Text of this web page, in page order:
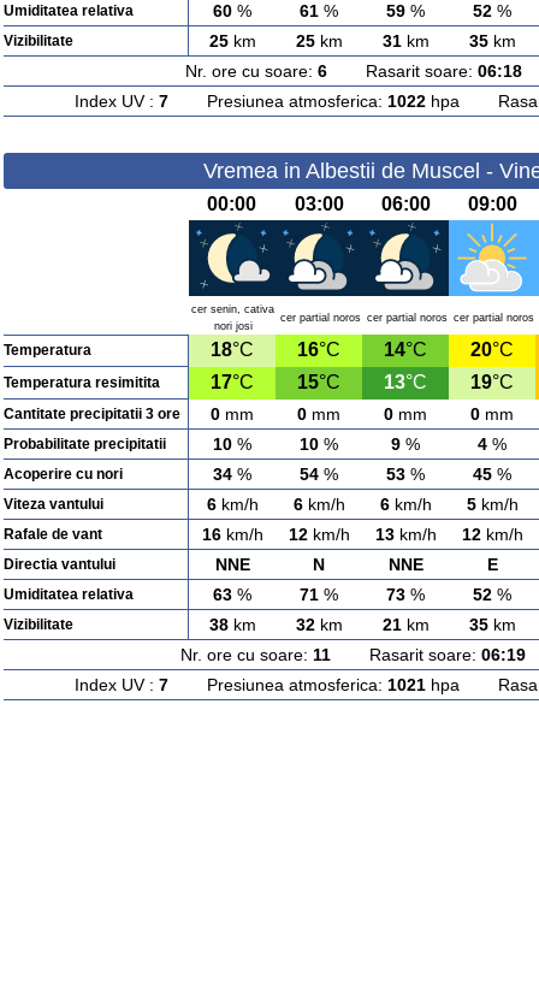
Umiditatea relativa 60 % 61 % 59 % 52 %
Vizibilitate 25km 25km 31km 35km
Nr. ore cu soare: 6Rasarit soare: 06:18
Index UV : 7Presiunea atmosferica: 1022hpa
Vremea in Albestii de Muscel -
00:00 03:00 06:00 09:00
cer senin, cativa
nori josi
cer partial noros cer partial noros cer partial noros
Temperatura 18°C 16°C 14°C 20°C
Temperatura resimitita 17°C 15°C 13°C 19°C
Cantitate precipitatii 3 ore 0 mm 0 mm 0 mm 0 mm
Probabilitate precipitatii 10 % 10 % 9 % 4 %
Acoperire cu nori 34 % 54 % 53 % 45 %
Viteza vantului 6km/h 6km/h 6km/h 5km/h
Rafale de vant 16km/h 12km/h 13km/h 12km/h
Directia vantului NNE N NNE E
Umiditatea relativa 63 % 71 % 73 % 52 %
Vizibilitate 38km 32km 21km 35km
Nr. ore cu soare: 11 Rasarit soare: 06:19
Index UV : 7Presiunea atmosferica: 1021hpa